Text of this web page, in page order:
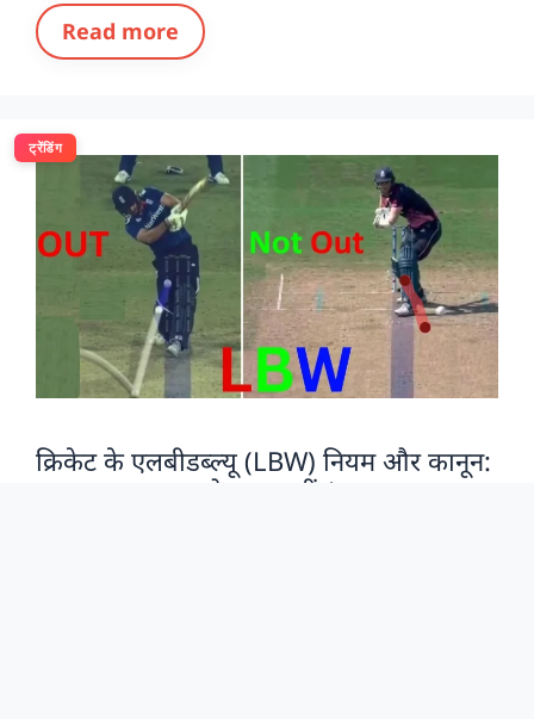
Read more
क्रिकेट के एलबीडब्ल्यू (LBW) नियम और कानून:
कब LBW आउट होगा या नहीं | MCC कानून
ट्रेंडिंग